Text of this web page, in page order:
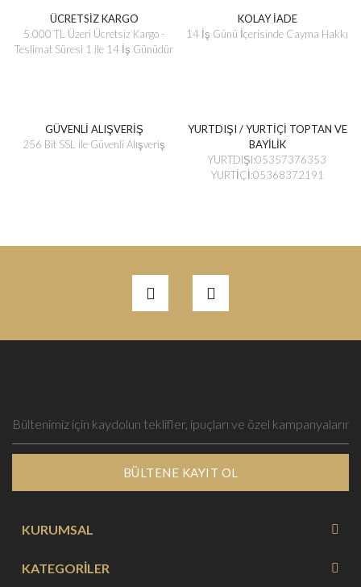
ÜCRETSİZ KARGO
5.000 TL Üzeri Ücretsiz Kargo -
Teslimat Süresi 1 ile 14 İş Günüdür
KOLAY İADE
14 İş Günü İçerisinde Cayma Hakkı
GÜVENLİ ALIŞVERİŞ
256 Bit SSL ile Güvenli Alışveriş
YURTDIŞI / YURTİÇİ TOPTAN VE
BAYİLİK
YURTDIŞI:05357376353
YURTİÇİ:05368372191
BÜLTENE KAYIT OL
KURUMSAL
KATEGORİLER